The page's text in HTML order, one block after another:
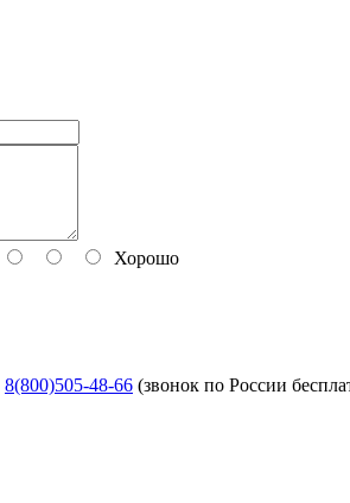
Хорошо
8(800)505-48-66 (звонок по России